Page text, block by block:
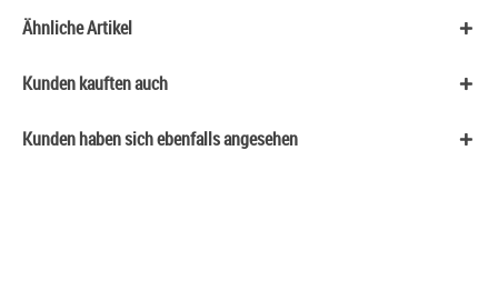
Ähnliche Artikel
Kunden kauften auch
Kunden haben sich ebenfalls angesehen